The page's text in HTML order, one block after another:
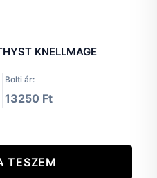
KNELLMAGE
Bolti ár:
13250 Ft
TESZEM